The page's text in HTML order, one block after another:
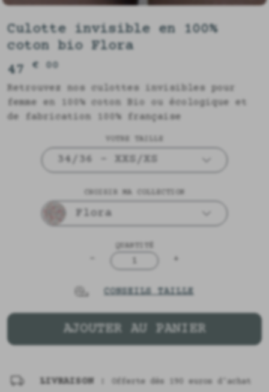
Culotte invisible en 100%
coton bio Flora
47€ 00
Retrouvez nos culottes invisibles pour
femme en 100% coton Bio ou écologique et
de fabrication 100% française
VOTRE TAILLE
34/36 - XXS/XS
CHOISIR MA COLLECTION
Flora
QUANTITÉ
+
CONSEILS TAILLE
AJOUTER AU PANIER
LIVRAISON : Offerte dès 190 euros d'achat